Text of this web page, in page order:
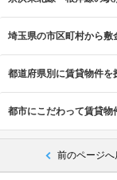
埼玉県の市区町村から
都道府県別に賃貸物件を
都市にこだわって賃貸物
前のページへ